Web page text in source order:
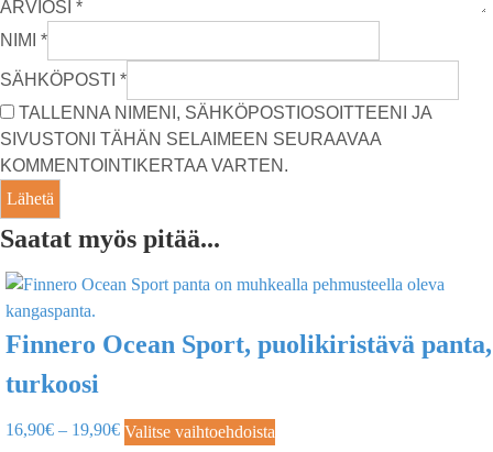
ARVIOSI *
NIMI *
SÄHKÖPOSTI *
TALLENNA NIMENI, SÄHKÖPOSTIOSOITTEENI JA
SIVUSTONI TÄHÄN SELAIMEEN SEURAAVAA
KOMMENTOINTIKERTAA VARTEN.
Saatat myös pitää...
Finnero Ocean Sport, puolikiristävä panta,
turkoosi
16,90€ – 19,90€ Valitse vaihtoehdoista